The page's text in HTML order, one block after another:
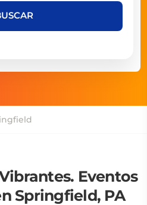
Eventos
Springfield, PA